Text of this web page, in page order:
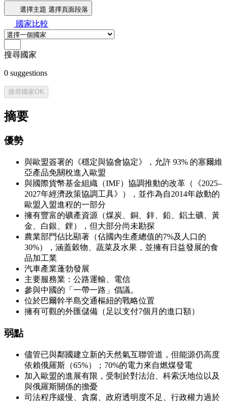
選擇主題 選擇頁面段落
國家比較
搜尋國家
0 suggestions
搜尋國家OK
摘要
優勢
與歐盟簽署的《穩定與協會協定》，允許 93% 的塞爾維
亞產品免關稅進入歐盟
與國際貨幣基金組織（IMF）協調推動的改革（《2025–
2027年經濟政策協調工具》），並作為自2014年啟動的
歐盟入盟進程的一部分
擁有豐富的礦產資源（煤炭、銅、鋅、鉛、鋁土礦、黃
金、白銀、鋰），但大部分尚未勘探
農業部門佔比顯著（佔國內生產總值的7%及人口的
30%），涵蓋穀物、蔬菜及水果，並擁有日益發展的食
品加工業
汽車產業蓬勃發展
主要服務業：公路運輸、電信
參與中國的「一帶一路」倡議。
位於巴爾幹半島交通樞紐的戰略位置
擁有可觀的外匯儲備（足以支付7個月的進口額）
弱點
儘管已與鄰國建立新的天然氣互聯管道，但能源仍高度
依賴俄羅斯（65%）；70%的電力來自燃煤發電
加入歐盟的進展有限，受制於對法治、科索沃地位以及
與俄羅斯關係的擔憂
司法程序緩慢、貪腐、政府透明度不足、行政權力過於